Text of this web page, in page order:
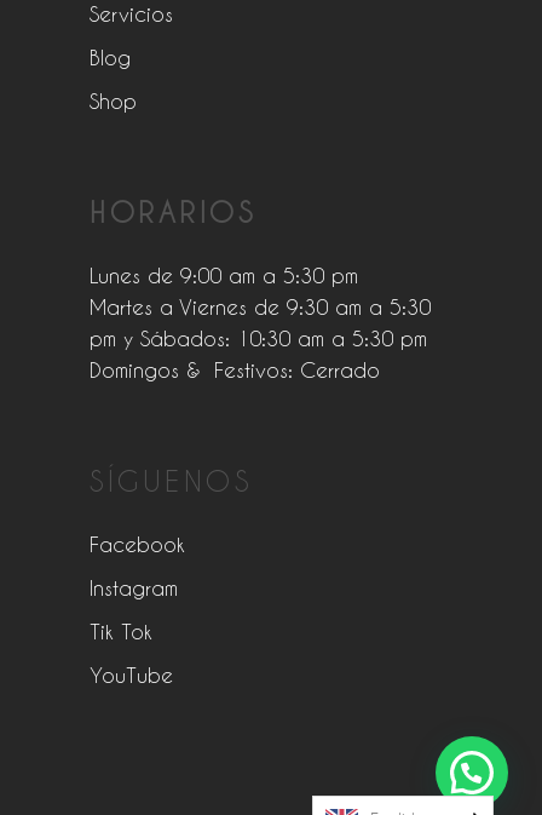
Servicios
Blog
Shop
HORARIOS
Lunes de 9:00 am a 5:30 pm
Martes a Viernes de 9:30 am a 5:30
pm y Sábados: 10:30 am a 5:30 pm
Domingos & Festivos: Cerrado
SÍGUENOS
Facebook
Instagram
Tik Tok
YouTube